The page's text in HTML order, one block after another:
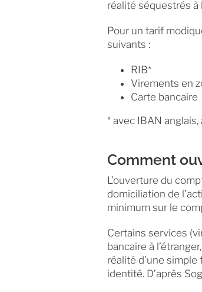
réalité séquestrés à
Pour un tarif
suivants :
RIB*
Virements en
Carte bancaire
* avec IBAN
Comment
L’ouverture du
domiciliation de
minimum sur le
Certains services
bancaire à
réalité d’une
identité. D’après